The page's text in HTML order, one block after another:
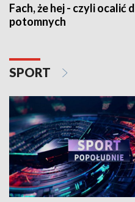
Fach, że hej - czyli ocalić
potomnych
SPORT